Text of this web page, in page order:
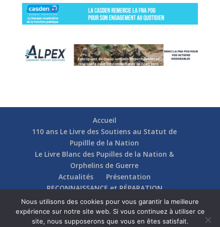
Accueil
110 ans Le Livre des Soutiens au Statut de
Pupillle de la Nation
Le Livre Blanc des Pupilles de la Nation &
Orphelins de Guerre
Actualités
Présentation
RECONNAISSANCE et RÉPARATION
Nos soutiens
Fédérations
Actions
Communication
Contact
Nous utilisons des cookies pour vous garantir la meilleure
expérience sur notre site web. Si vous continuez à utiliser ce
site, nous supposerons que vous en êtes satisfait.